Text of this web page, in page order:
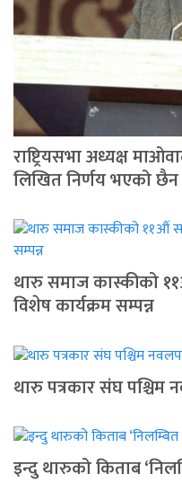
राष्ट्रियसभा अध्यक्ष
लिखित निर्णय भएको छैन :
थारु समाज कास्कीको
विशेष कार्यक्रम सम्पन्न
थारु पत्रकार संघ पश्चिम
इन्दु थारुको किताब